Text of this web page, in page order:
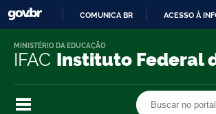
O
COMUNICA BR ACESSO À
IFAC Instituto Federal
MINISTÉRIO DA EDUCAÇÃO